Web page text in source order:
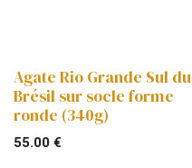
Agate Rio Grande Sul du
Brésil sur socle forme
ronde (340g)
55.00€